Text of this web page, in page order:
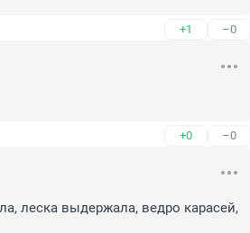
+1 –0
+0 –0
леска выдержала, ведро карасей,